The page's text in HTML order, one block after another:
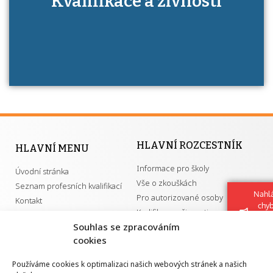
Souhlas se zpracováním
cookies
Používáme cookies k optimalizaci našich webových stránek a našich
má získání autorizace?
HLAVNÍ MENU
Úvodní stránka
Seznam profesních kvalifikací
Kontakt
HLAVNÍ ROZCESTNÍK
Informace pro školy
Vše o zkouškách
Pro autorizované osoby
Kvalifikace a živnosti